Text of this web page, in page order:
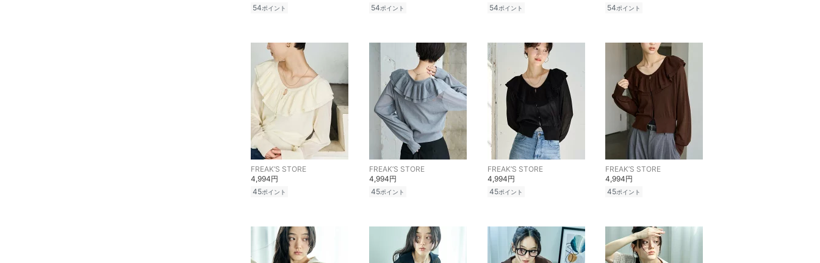
54ポイント
54ポイント
54ポイント
54ポイント
FREAK’S STORE
4,994円
45ポイント
FREAK’S STORE
4,994円
45ポイント
FREAK’S STORE
4,994円
45ポイント
FREAK’S STORE
4,994円
45ポイント